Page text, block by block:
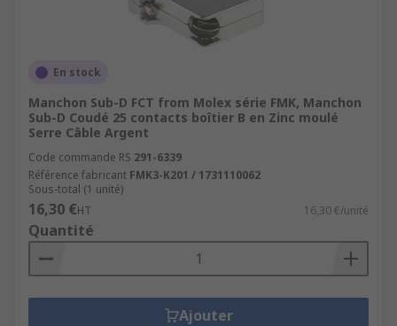
En stock
Manchon Sub-D FCT from Molex série FMK, Manchon
Sub-D Coudé 25 contacts boîtier B en Zinc moulé
Serre Câble Argent
Code commande RS 291-6339
Référence fabricant FMK3-K201 / 1731110062
Sous-total (1 unité)
16,30 €HT 16,30 €/unité
Quantité
Ajouter